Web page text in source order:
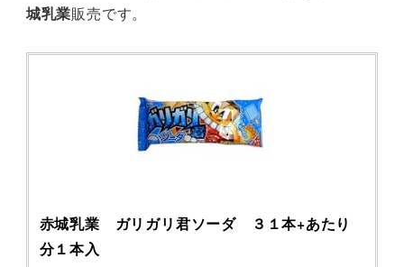
城乳業販売です。
赤城乳業 ガリガリ君ソーダ ３１本+あたり
分１本入